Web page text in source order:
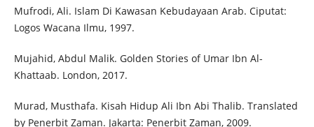
Mufrodi, Ali. Islam Di Kawasan Kebudayaan Arab. Ciputat:
Logos Wacana Ilmu, 1997.
Mujahid, Abdul Malik. Golden Stories of Umar Ibn Al-
Khattaab. London, 2017.
Murad, Musthafa. Kisah Hidup Ali Ibn Abi Thalib. Translated
by Penerbit Zaman. Jakarta: Penerbit Zaman, 2009.